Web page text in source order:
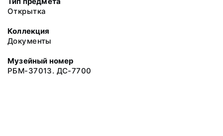
Открытка
Коллекция
Документы
Музейный номер
РБМ-37013. ДС-7700